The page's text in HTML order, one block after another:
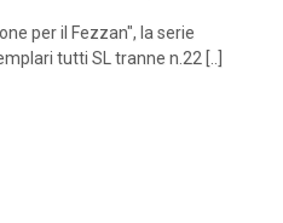
per il Fezzan", la serie
tutti SL tranne n.22 [..]